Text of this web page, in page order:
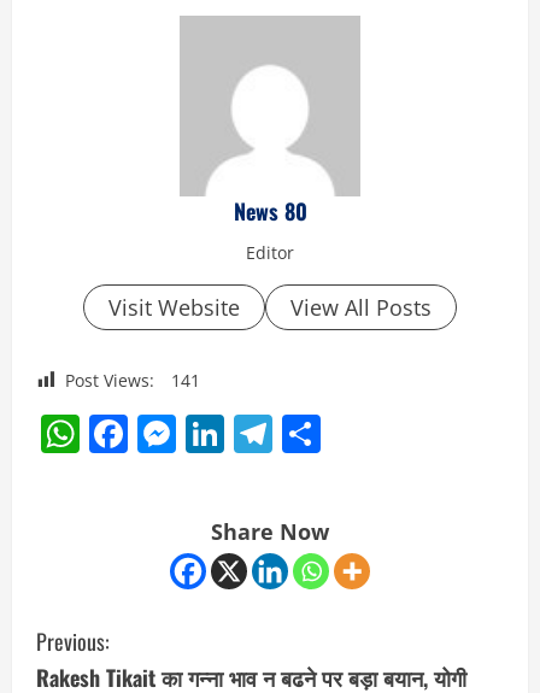
News 80
Editor
Visit Website View All Posts
Post Views: 141
WhatsApp
Facebook
Messenger
LinkedIn
Telegram
Share Now
C
o
Previous:
Rakesh Tikait का गन्ना भाव न बढने पर बड़ा बयान, योगी